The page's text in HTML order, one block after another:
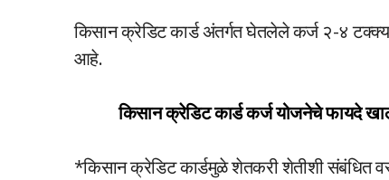
किसान क्रेडिट कार्ड अंतर्गत घेतलेले कर्ज २-४
आहे.
किसान क्रेडिट कार्ड कर्ज योजनेचे फायदे
*किसान क्रेडिट कार्डमुळे शेतकरी शेतीशी